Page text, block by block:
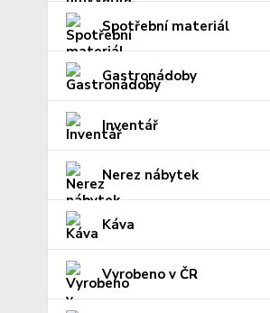
Spotřební materiál
Gastronádoby
Inventář
Nerez nábytek
Káva
Vyrobeno v ČR